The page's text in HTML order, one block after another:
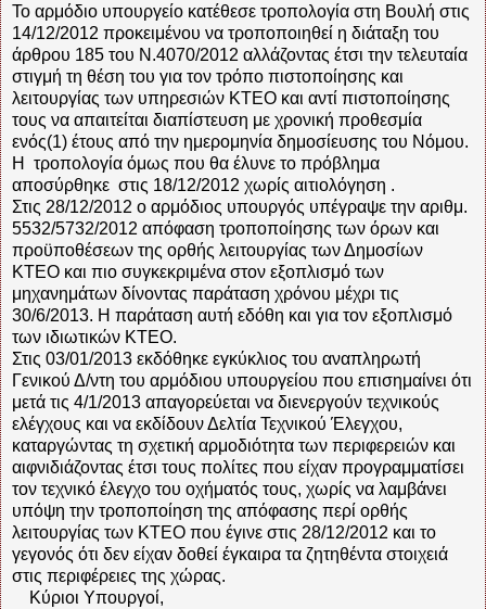
Το αρμόδιο υπουργείο κατέθεσε τροπολογία στη Βουλή στις
14/12/2012 προκειμένου να τροποποιηθεί η διάταξη του
άρθρου 185 του Ν.4070/2012 αλλάζοντας έτσι την τελευταία
στιγμή τη θέση του για τον τρόπο πιστοποίησης και
λειτουργίας των υπηρεσιών ΚΤΕΟ και αντί πιστοποίησης
τους να απαιτείται διαπίστευση με χρονική προθεσμία
ενός(1) έτους από την ημερομηνία δημοσίευσης του Νόμου.
Η τροπολογία όμως που θα έλυνε το πρόβλημα
αποσύρθηκε στις 18/12/2012 χωρίς αιτιολόγηση .
Στις 28/12/2012 ο αρμόδιος υπουργός υπέγραψε την αριθμ.
5532/5732/2012 απόφαση τροποποίησης των όρων και
προϋποθέσεων της ορθής λειτουργίας των Δημοσίων
ΚΤΕΟ και πιο συγκεκριμένα στον εξοπλισμό των
μηχανημάτων δίνοντας παράταση χρόνου μέχρι τις
30/6/2013. Η παράταση αυτή εδόθη και για τον εξοπλισμό
των ιδιωτικών ΚΤΕΟ.
Στις 03/01/2013 εκδόθηκε εγκύκλιος του αναπληρωτή
Γενικού Δ/ντη του αρμόδιου υπουργείου που επισημαίνει ότι
μετά τις 4/1/2013 απαγορεύεται να διενεργούν τεχνικούς
ελέγχους και να εκδίδουν Δελτία Τεχνικού Έλεγχου,
καταργώντας τη σχετική αρμοδιότητα των περιφερειών και
αιφνιδιάζοντας έτσι τους πολίτες που είχαν προγραμματίσει
τον τεχνικό έλεγχο του οχήματός τους, χωρίς να λαμβάνει
υπόψη την τροποποίηση της απόφασης περί ορθής
λειτουργίας των ΚΤΕΟ που έγινε στις 28/12/2012 και το
γεγονός ότι δεν είχαν δοθεί έγκαιρα τα ζητηθέντα στοιχειά
στις περιφέρειες της χώρας.
Κύριοι Υπουργοί,